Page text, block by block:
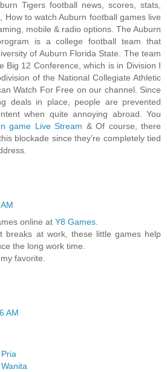
Tigers football news, scores, stats,
How to watch Auburn football games live
mobile & radio options. The Auburn
is a college football team that
of Auburn Florida State. The team
Big 12 Conference, which is in Division I
of the National Collegiate Athletic
Watch For Free on our channel. Since
deals in place, people are prevented
when quite annoying abroad. You
game Live Stream & Of course, there
blockade since they’re completely tied
online at Y8 Games
breaks at work, these little games help
the long work time.
favorite.
AM